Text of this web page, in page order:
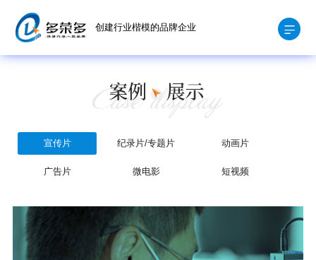
创建行业楷模的品牌企业
宣传片 纪录片/专题片 动画片
广告片 微电影 短视频